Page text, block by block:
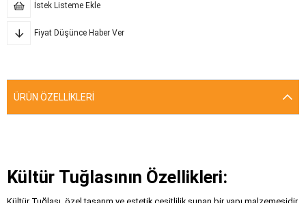
İstek Listeme Ekle
Fiyat Düşünce Haber Ver
ÜRÜN ÖZELLIKLERI
Kültür Tuğlasının Özellikleri: